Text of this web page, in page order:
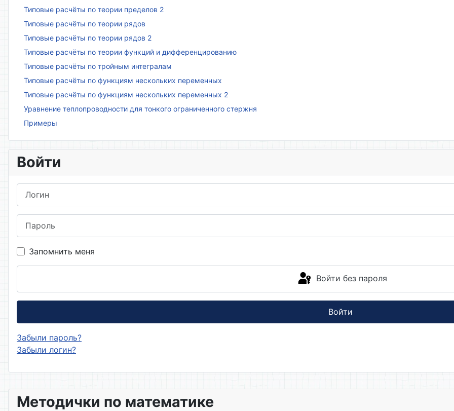
Методички по математике
Типовые расчёты по теории пределов 2
Типовые расчёты по теории рядов
Типовые расчёты по теории рядов 2
Типовые расчёты по теории функций и дифференцированию
Типовые расчёты по тройным интегралам
Типовые расчёты по функциям нескольких переменных
Типовые расчёты по функциям нескольких переменных 2
Уравнение теплопроводности для тонкого ограниченного стержня
Примеры
Войти
Запомнить меня
Войти без пароля
Войти
Забыли пароль?
Забыли логин?